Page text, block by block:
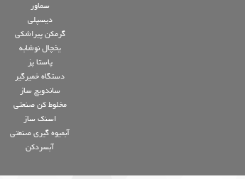
سماور
دیسپلی
گرمکن پیراشکی
یخچال نوشابه
پاستا پز
دستگاه خمیرگیر
ساندویچ ساز
مخلوط کن صنعتی
اسنک ساز
آبمیوه گیری صنعتی
آبسردکن